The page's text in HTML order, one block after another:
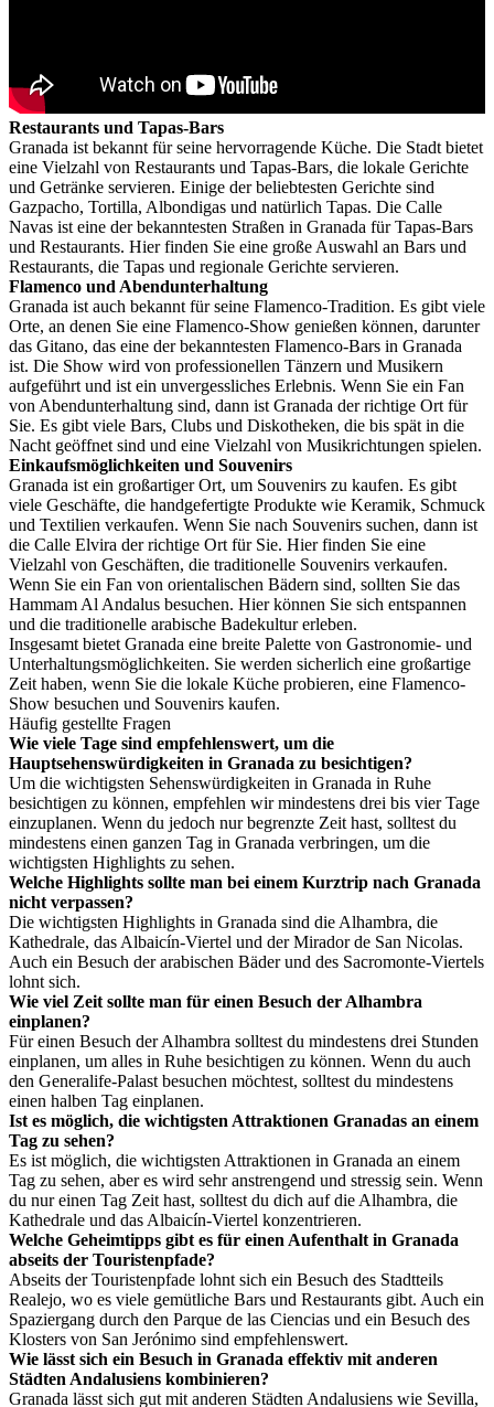
Restaurants und Tapas-Bars
Granada ist bekannt für seine hervorragende Küche. Die Stadt bietet
eine Vielzahl von Restaurants und Tapas-Bars, die lokale Gerichte
und Getränke servieren. Einige der beliebtesten Gerichte sind
Gazpacho, Tortilla, Albondigas und natürlich Tapas. Die Calle
Navas ist eine der bekanntesten Straßen in Granada für Tapas-Bars
und Restaurants. Hier finden Sie eine große Auswahl an Bars und
Restaurants, die Tapas und regionale Gerichte servieren.
Flamenco und Abendunterhaltung
Granada ist auch bekannt für seine Flamenco-Tradition. Es gibt viele
Orte, an denen Sie eine Flamenco-Show genießen können, darunter
das Gitano, das eine der bekanntesten Flamenco-Bars in Granada
ist. Die Show wird von professionellen Tänzern und Musikern
aufgeführt und ist ein unvergessliches Erlebnis. Wenn Sie ein Fan
von Abendunterhaltung sind, dann ist Granada der richtige Ort für
Sie. Es gibt viele Bars, Clubs und Diskotheken, die bis spät in die
Nacht geöffnet sind und eine Vielzahl von Musikrichtungen spielen.
Einkaufsmöglichkeiten und Souvenirs
Granada ist ein großartiger Ort, um Souvenirs zu kaufen. Es gibt
viele Geschäfte, die handgefertigte Produkte wie Keramik, Schmuck
und Textilien verkaufen. Wenn Sie nach Souvenirs suchen, dann ist
die Calle Elvira der richtige Ort für Sie. Hier finden Sie eine
Vielzahl von Geschäften, die traditionelle Souvenirs verkaufen.
Wenn Sie ein Fan von orientalischen Bädern sind, sollten Sie das
Hammam Al Andalus besuchen. Hier können Sie sich entspannen
und die traditionelle arabische Badekultur erleben.
Insgesamt bietet Granada eine breite Palette von Gastronomie- und
Unterhaltungsmöglichkeiten. Sie werden sicherlich eine großartige
Zeit haben, wenn Sie die lokale Küche probieren, eine Flamenco-
Show besuchen und Souvenirs kaufen.
Häufig gestellte Fragen
Wie viele Tage sind empfehlenswert, um die
Hauptsehenswürdigkeiten in Granada zu besichtigen?
Um die wichtigsten Sehenswürdigkeiten in Granada in Ruhe
besichtigen zu können, empfehlen wir mindestens drei bis vier Tage
einzuplanen. Wenn du jedoch nur begrenzte Zeit hast, solltest du
mindestens einen ganzen Tag in Granada verbringen, um die
wichtigsten Highlights zu sehen.
Welche Highlights sollte man bei einem Kurztrip nach Granada
nicht verpassen?
Die wichtigsten Highlights in Granada sind die Alhambra, die
Kathedrale, das Albaicín-Viertel und der Mirador de San Nicolas.
Auch ein Besuch der arabischen Bäder und des Sacromonte-Viertels
lohnt sich.
Wie viel Zeit sollte man für einen Besuch der Alhambra
einplanen?
Für einen Besuch der Alhambra solltest du mindestens drei Stunden
einplanen, um alles in Ruhe besichtigen zu können. Wenn du auch
den Generalife-Palast besuchen möchtest, solltest du mindestens
einen halben Tag einplanen.
Ist es möglich, die wichtigsten Attraktionen Granadas an einem
Tag zu sehen?
Es ist möglich, die wichtigsten Attraktionen in Granada an einem
Tag zu sehen, aber es wird sehr anstrengend und stressig sein. Wenn
du nur einen Tag Zeit hast, solltest du dich auf die Alhambra, die
Kathedrale und das Albaicín-Viertel konzentrieren.
Welche Geheimtipps gibt es für einen Aufenthalt in Granada
abseits der Touristenpfade?
Abseits der Touristenpfade lohnt sich ein Besuch des Stadtteils
Realejo, wo es viele gemütliche Bars und Restaurants gibt. Auch ein
Spaziergang durch den Parque de las Ciencias und ein Besuch des
Klosters von San Jerónimo sind empfehlenswert.
Wie lässt sich ein Besuch in Granada effektiv mit anderen
Städten Andalusiens kombinieren?
Granada lässt sich gut mit anderen Städten Andalusiens wie Sevilla,